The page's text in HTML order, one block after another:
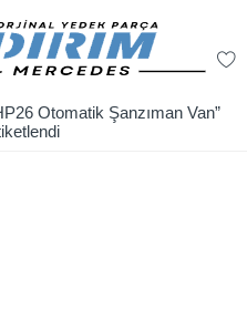
Otomatik Şanzıman Van”